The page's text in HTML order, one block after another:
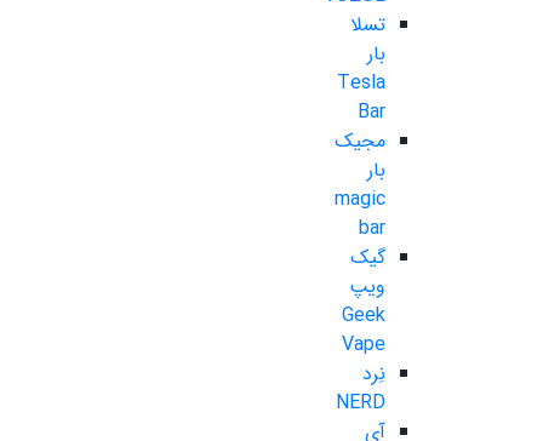
تسلا
بار
Tesla
Bar
مجیک
بار
magic
bar
گیک
ویپ
Geek
Vape
نِرد
NERD
آی